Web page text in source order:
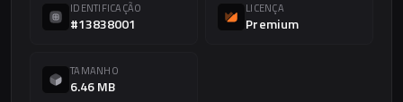
IDENTIFICAÇÃO
#13838001
LICENÇA
Premium
TAMANHO
6.46 MB